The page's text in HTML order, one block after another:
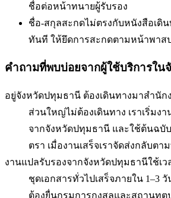
ชื่อต่อหน้าทนายผู้รับรอง
ชื่อ-สกุลสะกดไม่ตรงกับหนังสือเดิน
ทันที ให้ยึดการสะกดตามหน้าพาส
คำถามที่พบบ่อยจากผู้ใช้บริการใน
อยู่จังหวัดปทุมธานี ต้องเดินทางมาสำนัก
ส่วนใหญ่ไม่ต้องเดินทาง เราเริ่มง
จากจังหวัดปทุมธานี และใช้ต้นฉบั
ตรา เมื่องานเสร็จเราจัดส่งกลับตา
งานแปลรับรองจากจังหวัดปทุมธานีใช้เว
ชุดเอกสารทั่วไปเสร็จภายใน 1–3
ต้องยื่นกรมการกงสุลและสถานทูต